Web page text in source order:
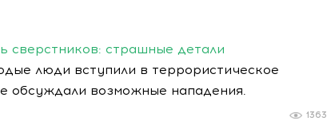
сверстников: страшные детали
люди вступили в террористическое
обсуждали возможные нападения.
1363